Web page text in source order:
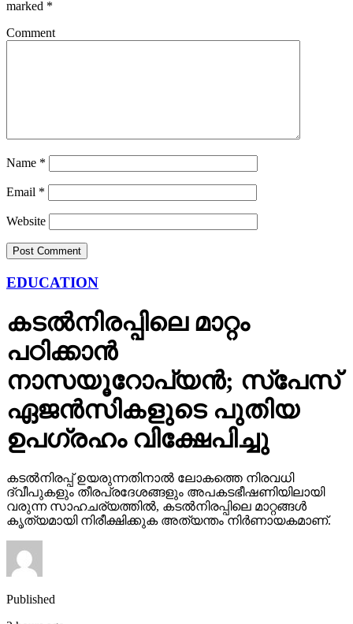
EDUCATION
കടല്‍നിരപ്പിലെ മാറ്റം
പഠിക്കാന്‍
നാസയൂറോപ്യന്‍; സ്പേസ്
ഏജന്‍സികളുടെ പുതിയ
ഉപഗ്രഹം വിക്ഷേപിച്ചു
കടല്‍നിരപ്പ് ഉയരുന്നതിനാല്‍ ലോകത്തെ നിരവധി
ദ്വീപുകളും തീരപ്രദേശങ്ങളും അപകടഭീഷണിയിലായി
വരുന്ന സാഹചര്യത്തില്‍, കടല്‍നിരപ്പിലെ മാറ്റങ്ങള്‍
കൃത്യമായി നിരീക്ഷിക്കുക അത്യന്തം നിര്‍ണായകമാണ്.
Published
on